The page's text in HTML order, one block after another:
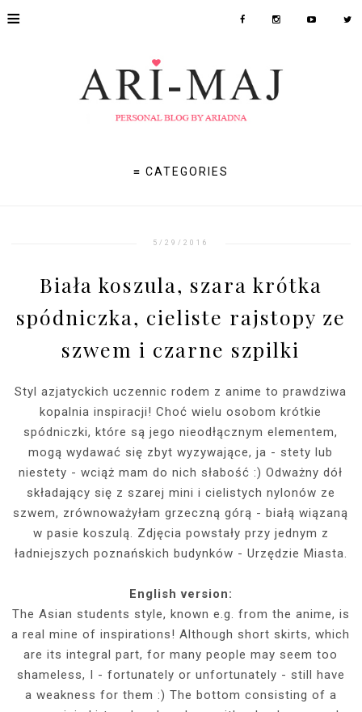
≡
≡ CATEGORIES
5/29/2016
Biała koszula, szara krótka
spódniczka, cieliste rajstopy ze
szwem i czarne szpilki
Styl azjatyckich uczennic rodem z anime to prawdziwa
kopalnia inspiracji! Choć wielu osobom krótkie
spódniczki, które są jego nieodłącznym elementem,
mogą wydawać się zbyt wyzywające, ja - stety lub
niestety - wciąż mam do nich słabość :) Odważny dół
składający się z szarej mini i cielistych nylonów ze
szwem, zrównoważyłam grzeczną górą - białą wiązaną
w pasie koszulą. Zdjęcia powstały przy jednym z
ładniejszych poznańskich budynków - Urzędzie Miasta.
English version:
The Asian students style, known e.g. from the anime, is
a real mine of inspirations! Although short skirts, which
are its integral part, for many people may seem too
shameless, I - fortunately or unfortunately - still have
a weakness for them :) The bottom consisting of a